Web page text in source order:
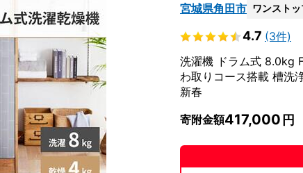
宮城県角田市 ワンスト
4.7 (3件)
洗濯機 ドラム式 8.0kg
わ取りコース搭載 槽
新春
寄附金額417,000